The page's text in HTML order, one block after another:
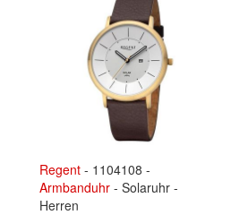
Regent - 1104108 -
Armbanduhr - Solaruhr -
Herren